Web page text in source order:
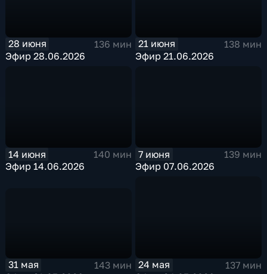
28 июня
136 мин
Эфир 28.06.2026
21 июня
138 мин
Эфир 21.06.2026
14 июня
140 мин
Эфир 14.06.2026
7 июня
139 мин
Эфир 07.06.2026
31 мая
143 мин
24 мая
137 мин